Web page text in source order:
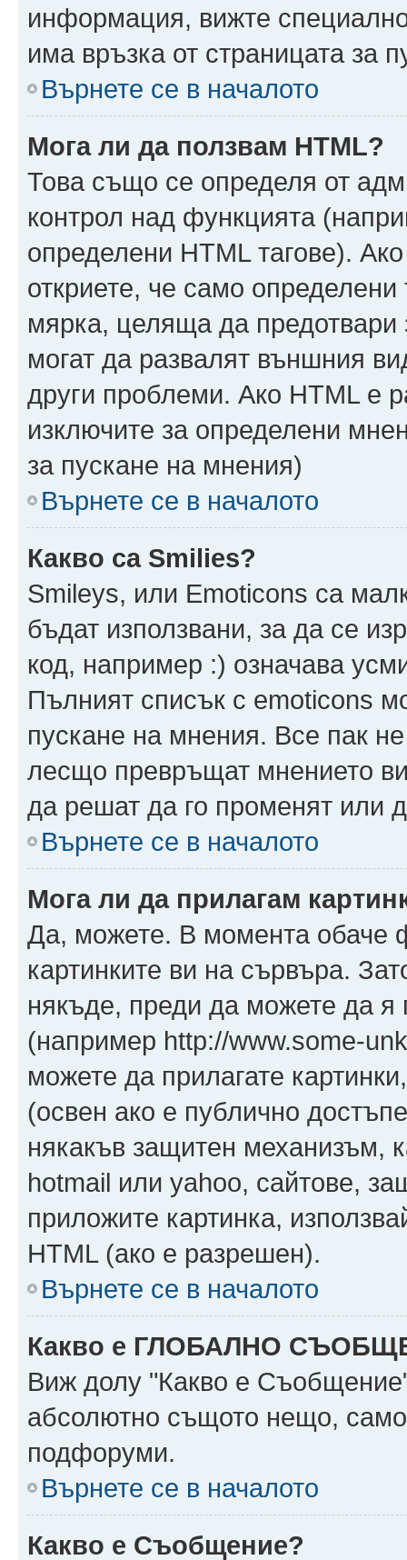
информация, вижте
има връзка от страницата за
Върнете се в началото
Мога ли да ползвам HTML?
Това също се определя от
контрол над функцията
определени HTML тагове).
откриете, че само определени
мярка, целяща да предотвари
могат да развалят външния
други проблеми. Ако HTML е
изключите за определени
за пускане на мнения)
Върнете се в началото
Какво са Smilies?
Smileys, или Emoticons са
бъдат използвани, за да се
код, например :) означава
Пълният списък с emoticons
пускане на мнения. Все пак
лесщо превръщат мнението
да решат да го променят или
Върнете се в началото
Мога ли да прилагам
Да, можете. В момента обаче
картинките ви на сървъра.
някъде, преди да можете да
(например http://www.some-
можете да прилагате
(освен ако е публично
някакъв защитен механизъм,
hotmail или yahoo, сайтове,
приложите картинка,
HTML (ако е разрешен).
Върнете се в началото
Какво е ГЛОБАЛНО
Виж долу "Какво е
абсолютно същото нещо,
подфоруми.
Върнете се в началото
Какво е Съобщение?